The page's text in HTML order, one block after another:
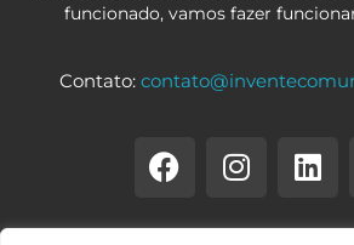
funcionado, vamos fazer
Contato: